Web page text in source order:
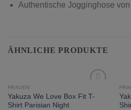
Authentische Jogginghose
ÄHNLICHE PRODUKTE
Wunschliste
FRAUEN
Yakuza We Love Box Fit T-
Shirt Parisian Night